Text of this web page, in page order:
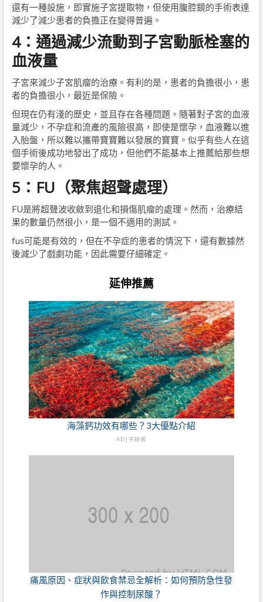
還有一種設施，即實施子宮提取物，但使用腹腔鏡的手術表達
減少了減少患者的負擔正在變得普遍。
4：通過減少流動到子宮動脈栓塞的
血液量
子宮來減少子宮肌瘤的治療。有利的是，患者的負擔很小，患
者的負擔很小，最近是保險。
但現在仍有淺的歷史，並且存在各種問題。隨著對子宮的血液
量減少，不孕症和流產的風險很高，即使是懷孕，血液難以進
入胎盤，所以難以攜帶寶寶難以發展的寶寶。似乎有些人在這
個手術後成功地發出了成功，但他們不能基本上推薦給那些想
要懷孕的人。
5：FU（聚焦超聲處理）
FU是將超聲波收斂到退化和損傷肌瘤的處理。然而，治療結
果​​的數量仍然很小，是一個不適用的測試。
fus可能是有效的，但在不孕症的患者的情況下，還有數據然
後減少了戲劇功能，因此需要仔細確定。
延伸推薦
海藻鈣功效有哪些？3大優點介紹
AD | 字耕者
痛風原因、症狀與飲食禁忌全解析：如何預防急性發
作與控制尿酸？